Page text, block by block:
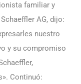
familiar y
AG, dijo:
nuestro
y su compromiso
Continuó: